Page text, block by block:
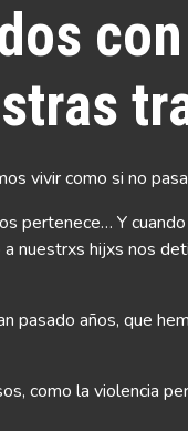
vivir como si no
pertenece… Y
hijxs nos
años, que
como la violencia